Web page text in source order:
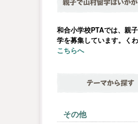
親子で山村留学はいか
和合小学校PTAでは、親
学を募集しています。く
こちらへ
テーマから探す
その他